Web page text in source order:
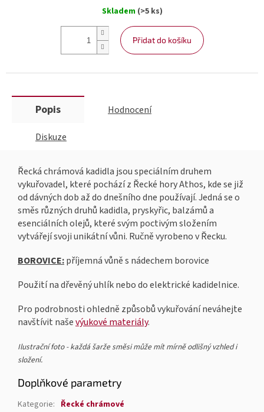
cena:
Skladem (>5 ks)
Přidat do košíku
Popis Hodnocení
Diskuze
Řecká chrámová kadidla jsou speciálním druhem
vykuřovadel, které pochází z Řecké hory Athos, kde se již
od dávných dob až do dnešního dne používají. Jedná se o
směs různých druhů kadidla, pryskyřic, balzámů a
esenciálních olejů, které svým poctivým složením
vytvářejí svoji unikátní vůni. Ručně vyrobeno v Řecku.
BOROVICE:příjemná vůně s nádechem borovice
Použití na dřevěný uhlík nebo do elektrické kadidelnice.
Pro podrobnosti ohledně způsobů vykuřování neváhejte
navštívit naševýukové materiály.
Ilustrační foto - každá šarže směsi může mít mírně odlišný vzhled i
složení.
Doplňkové parametry
Kategorie: Řecké chrámové